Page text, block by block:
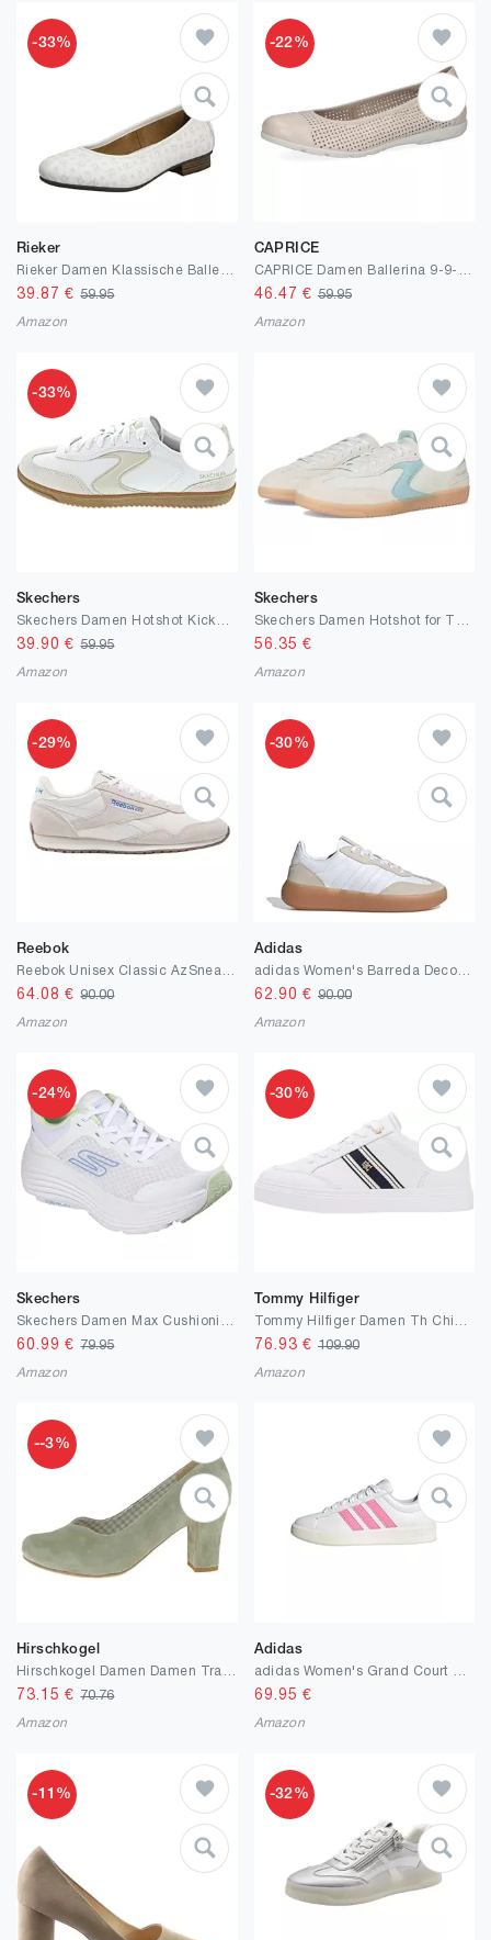
-33%
Rieker
39.87 €59.95
Amazon
-22%
CAPRICE
46.47 € 59.95
Amazon
-33%
Skechers
39.90 €59.95
Amazon
Skechers
56.35 €
Amazon
-29%
Reebok
64.08 €90.00
Amazon
-30%
Adidas
62.90 € 90.00
Amazon
-24%
Skechers
60.99 €79.95
Amazon
-30%
Tommy Hilfiger
76.93 € 109.90
Amazon
--3%
Hirschkogel
73.15 €70.76
Amazon
Adidas
69.95 €
Amazon
-11% -32%